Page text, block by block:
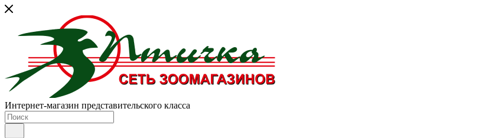
Интернет-магазин представительского класса